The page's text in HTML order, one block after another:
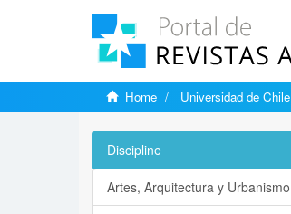
Home Universidad de Chile
Discipline
Artes, Arquitectura y Urbanismo